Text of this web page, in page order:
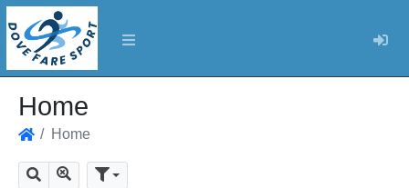
Home
Home
Cerca Mostra tutti i risultati
Parametri di ricerca